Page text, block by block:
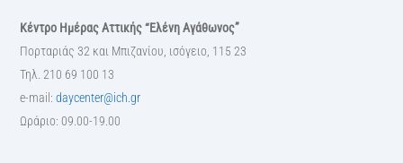
Κέντρο Ημέρας Αττικής “Ελένη Αγάθωνος”
Πορταριάς 32 και Μπιζανίου, ισόγειο, 115 23
Τηλ. 210 69 100 13
e-mail:daycenter@ich.gr
Ωράριο: 09.00-19.00